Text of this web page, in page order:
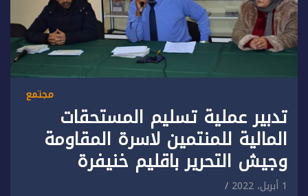
مجتمع
تدبير عملية تسليم المستحقات
المالية للمنتمين لاسرة المقاومة
وجيش التحرير باقليم خنيفرة
1 أبريل، 2022